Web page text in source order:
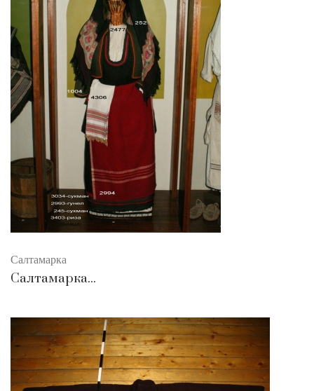
Салтамарка
Салтамарка...